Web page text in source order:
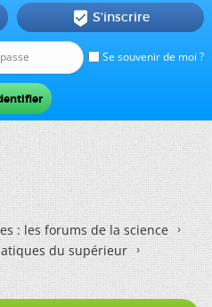
Se souvenir de moi ?
 S'inscrire
: les forums de la science
du supérieur